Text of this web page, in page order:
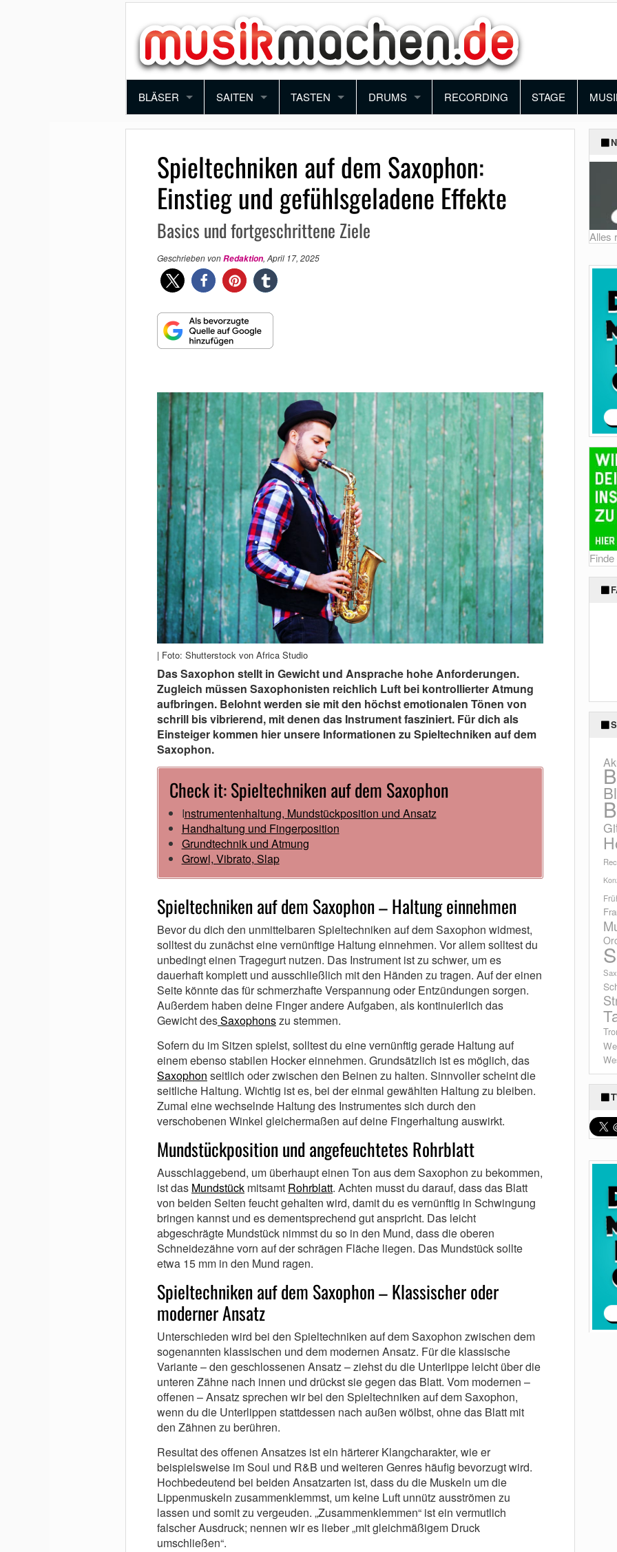
BLÄSER
TROMPETE
POSAUNE
SAXOPHON
KLARINETTE
QUERFLÖTE
MUNDHARMONIKA
SAITEN
VIOLINE
BRATSCHE
E-GITARRE
AKUSTIK GITARRE
E-BASS
TASTEN
PIANO
KEYBOARD
SYNTHESIZER
AKKORDEON
DRUMS
SCHLAGZEUG
PERCUSSION
RECORDING STAGE
FUN
Spieltechniken auf dem Saxophon:
Einstieg und gefühlsgeladene Effekte
Basics und fortgeschrittene Ziele
Geschrieben vonRedaktion, April 17, 2025
| Foto: Shutterstock von Africa Studio
Das Saxophon stellt in Gewicht und Ansprache hohe Anforderungen.
Zugleich müssen Saxophonisten reichlich Luft bei kontrollierter Atmung
aufbringen. Belohnt werden sie mit den höchst emotionalen Tönen von
schrill bis vibrierend, mit denen das Instrument fasziniert. Für dich als
Einsteiger kommen hier unsere Informationen zu Spieltechniken auf dem
Saxophon.
Check it: Spieltechniken auf dem Saxophon
Instrumentenhaltung, Mundstückposition und Ansatz
Handhaltung und Fingerposition
Grundtechnik und Atmung
Growl, Vibrato, Slap
Spieltechniken auf dem Saxophon – Haltung einnehmen
Bevor du dich den unmittelbaren Spieltechniken auf dem Saxophon widmest,
solltest du zunächst eine vernünftige Haltung einnehmen. Vor allem solltest du
unbedingt einen Tragegurt nutzen. Das Instrument ist zu schwer, um es
dauerhaft komplett und ausschließlich mit den Händen zu tragen. Auf der einen
Seite könnte das für schmerzhafte Verspannung oder Entzündungen sorgen.
Außerdem haben deine Finger andere Aufgaben, als kontinuierlich das
Gewicht desSaxophonszu stemmen.
Sofern du im Sitzen spielst, solltest du eine vernünftig gerade Haltung auf
einem ebenso stabilen Hocker einnehmen. Grundsätzlich ist es möglich, das
Saxophon seitlich oder zwischen den Beinen zu halten. Sinnvoller scheint die
seitliche Haltung. Wichtig ist es, bei der einmal gewählten Haltung zu bleiben.
Zumal eine wechselnde Haltung des Instrumentes sich durch den
verschobenen Winkel gleichermaßen auf deine Fingerhaltung auswirkt.
Mundstückposition und angefeuchtetes Rohrblatt
Ausschlaggebend, um überhaupt einen Ton aus dem Saxophon zu bekommen,
ist das Mundstück mitsamt Rohrblatt. Achten musst du darauf, dass das Blatt
von beiden Seiten feucht gehalten wird, damit du es vernünftig in Schwingung
bringen kannst und es dementsprechend gut anspricht. Das leicht
abgeschrägte Mundstück nimmst du so in den Mund, dass die oberen
Schneidezähne vorn auf der schrägen Fläche liegen. Das Mundstück sollte
etwa 15 mm in den Mund ragen.
Spieltechniken auf dem Saxophon – Klassischer oder
moderner Ansatz
Unterschieden wird bei den Spieltechniken auf dem Saxophon zwischen dem
sogenannten klassischen und dem modernen Ansatz. Für die klassische
Variante – den geschlossenen Ansatz – ziehst du die Unterlippe leicht über die
unteren Zähne nach innen und drückst sie gegen das Blatt. Vom modernen –
offenen – Ansatz sprechen wir bei den Spieltechniken auf dem Saxophon,
wenn du die Unterlippen stattdessen nach außen wölbst, ohne das Blatt mit
den Zähnen zu berühren.
Resultat des offenen Ansatzes ist ein härterer Klangcharakter, wie er
beispielsweise im Soul und R&B und weiteren Genres häufig bevorzugt wird.
Hochbedeutend bei beiden Ansatzarten ist, dass du die Muskeln um die
Lippenmuskeln zusammenklemmst, um keine Luft unnütz ausströmen zu
lassen und somit zu vergeuden. „Zusammenklemmen“ ist ein vermutlich
falscher Ausdruck; nennen wir es lieber „mit gleichmäßigem Druck
umschließen“.
Alles